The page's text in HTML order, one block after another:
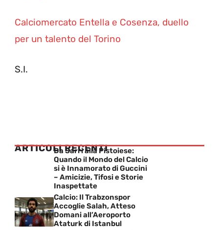
Calciomercato Entella e Cosenza, duello
per un talento del Torino
S.I.
ARTICOLI RECENTI
Da Sarri alla Pistoiese:
Quando il Mondo del Calcio
si è Innamorato di Guccini
– Amicizie, Tifosi e Storie
Inaspettate
Calcio: Il Trabzonspor
Accoglie Salah, Atteso
Domani all’Aeroporto
Ataturk di Istanbul